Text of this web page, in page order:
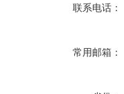
联系电话：
常用邮箱：